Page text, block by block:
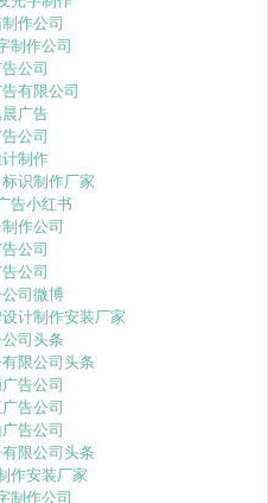
作公司
制作公司
公司
有限公司
广告
公司
制作
识制作厂家
告小红书
作公司
公司
公司
司微博
计制作安装厂家
司头条
限公司头条
告公司
告公司
告公司
限公司头条
作安装厂家
制作公司